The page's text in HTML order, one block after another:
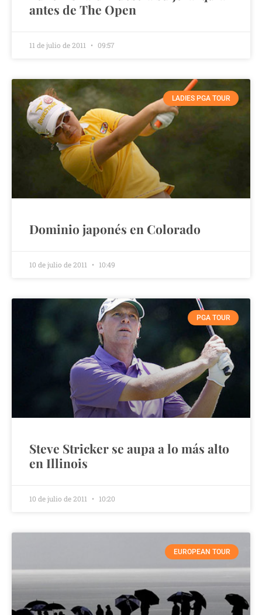
antes de The Open
11 de julio de 2011 09:57
LADIES PGA TOUR
Dominio japonés en Colorado
10 de julio de 2011 10:49
PGA TOUR
Steve Stricker se aupa a lo más alto
en Illinois
10 de julio de 2011 10:20
EUROPEAN TOUR